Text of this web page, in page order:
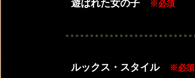
遊ばれた女の子 ※必須
ルックス・スタイル ※必須